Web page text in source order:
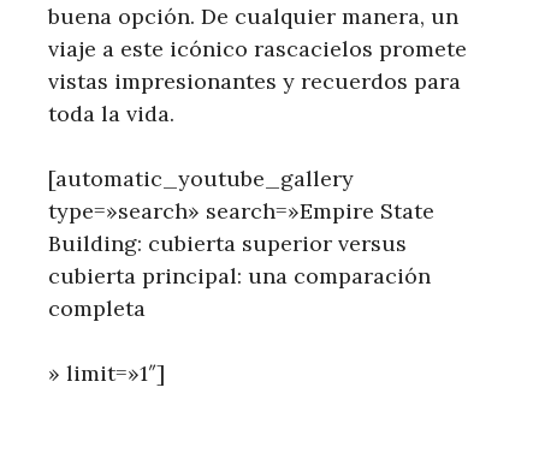
buena opción. De cualquier manera, un
viaje a este icónico rascacielos promete
vistas impresionantes y recuerdos para
toda la vida.
[automatic_youtube_gallery
type=»search» search=»Empire State
Building: cubierta superior versus
cubierta principal: una comparación
completa
» limit=»1″]